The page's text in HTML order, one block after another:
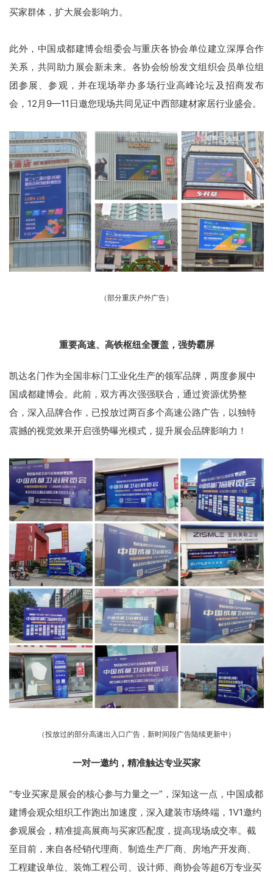
买家群体，扩大展会影响力。
此外，中国成都建博会组委会与重庆各协会单位建立深厚合作
关系，共同助力展会新未来。各协会纷纷发文组织会员单位组
团参展、参观，并在现场举办多场行业高峰论坛及招商发布
会，12月9—11日邀您现场共同见证中西部建材家居行业盛会。
（部分重庆户外广告）
重要高速、高铁枢纽全覆盖，强势霸屏
凯达名门作为全国非标门工业化生产的领军品牌，两度参展中
国成都建博会。此前，双方再次强强联合，通过资源优势整
合，深入品牌合作，已投放过两百多个高速公路广告，以独特
震撼的视觉效果开启强势曝光模式，提升展会品牌影响力！
（投放过的部分高速出入口广告，新时间段广告陆续更新中）
一对一邀约，精准触达专业买家
“专业买家是展会的核心参与力量之一”，深知这一点，中国成都
建博会观众组织工作跑出加速度，深入建装市场终端，1V1邀约
参观展会，精准提高展商与买家匹配度，提高现场成交率。截
至目前，来自各经销代理商、制造生产厂商、房地产开发商、
工程建设单位、装饰工程公司、设计师、商协会等超6万专业买